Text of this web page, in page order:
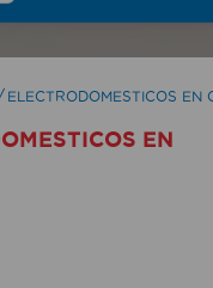
ELECTRODOMESTICOS EN
EN